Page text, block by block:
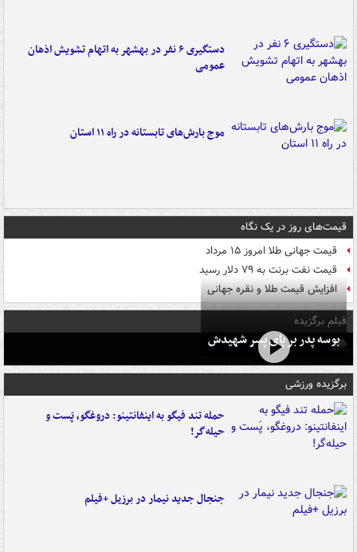
دستگیری ۶ نفر در بهشهر به اتهام تشویش اذهان
عمومی
موج بارش‌های تابستانه در راه ۱۱ استان
قیمت‌های روز در یک نگاه
قیمت جهانی طلا امروز ۱۵ مرداد
قیمت نفت برنت به ۷۹ دلار رسید
افزایش قیمت طلا و نقره جهانی
فیلم برگزیده
بوسه‌ پدر بر پای پسر شهیدش
برگزیده ورزشی
حمله تند فیگو به اینفانتینو: دروغگو، پَست‌ و
حیله‌گر!
جنجال جدید نیمار در برزیل +فیلم